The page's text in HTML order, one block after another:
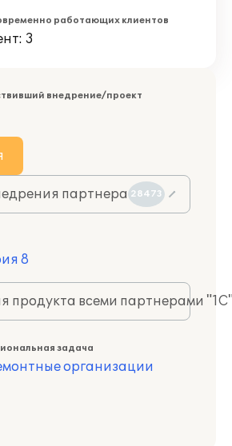
работающих клиентов
3
внедрение/проект
партнера 28473
8
продукта всеми партнерами
задача
организации